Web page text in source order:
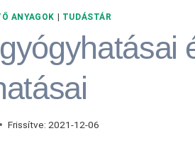
ANYAGOK TUDÁSTÁR
Frissítve: 2021-12-06